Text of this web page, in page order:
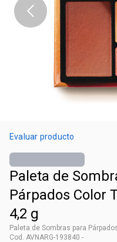
Evaluar producto
Paleta de
Párpados Color
4,2 g
Paleta de Sombras para
Cod. AVNARG-193840 -